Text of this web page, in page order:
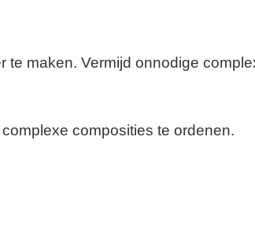
maken. Vermijd onnodige
composities te ordenen.